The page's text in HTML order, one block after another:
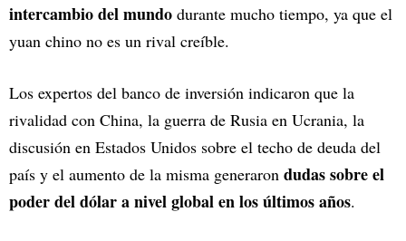
intercambio del mundo durante mucho tiempo, ya que el
yuan chino no es un rival creíble.
Los expertos del banco de inversión indicaron que la
rivalidad con China, la guerra de Rusia en Ucrania, la
discusión en Estados Unidos sobre el techo de deuda del
país y el aumento de la misma generaron dudas sobre el
poder del dólar a nivel global en los últimos años.